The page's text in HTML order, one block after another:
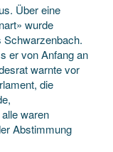
Über eine
wurde
er von Anfang an
warnte vor
die
waren
Abstimmung